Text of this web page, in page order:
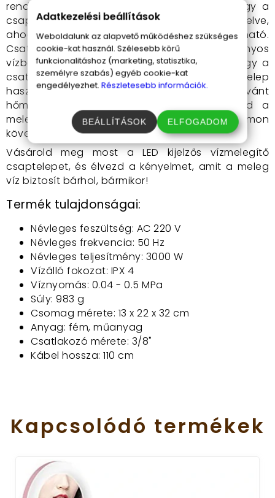
rendkívül egyszerű. Először is, ügyelj arra, hogy a
csaptelep függőlegesen legyen felszerelve,
ahogyan az a használati útmutató képein látható.
Csatlakoztasd a csaptelepet egy szabványos
vízbekötési ponthoz, és győződj meg róla, hogy a
csatlakozás biztonságos. A csaptelep
használatához csak állítsd be a kívánt
hőmérsékletet a szabályozókarral, és élvezd a
meleg vizet, amit a LED kijelzőn is nyomon
követhetsz.
Vásárold meg most a LED kijelzős vízmelegítő
csaptelepet, és élvezd a kényelmet, amit a meleg
víz biztosít bárhol, bármikor!
Termék tulajdonságai:
Névleges feszültség: AC 220 V
Névleges frekvencia: 50 Hz
Névleges teljesítmény: 3000 W
Vízálló fokozat: IPX 4
Víznyomás: 0.04 - 0.5 MPa
Súly: 983 g
Csomag mérete: 13 x 22 x 32 cm
Anyag: fém, műanyag
Csatlakozó mérete: 3/8"
Kábel hossza: 110 cm
Kapcsolódó termékek
Adatkezelési beállítások
Weboldalunk az alapvető működéshez szükséges
cookie-kat használ. Szélesebb körű
funkcionalitáshoz (marketing, statisztika,
személyre szabás) egyéb cookie-kat
engedélyezhet. Részletesebb információk.
BEÁLLÍTÁSOK ELFOGADOM